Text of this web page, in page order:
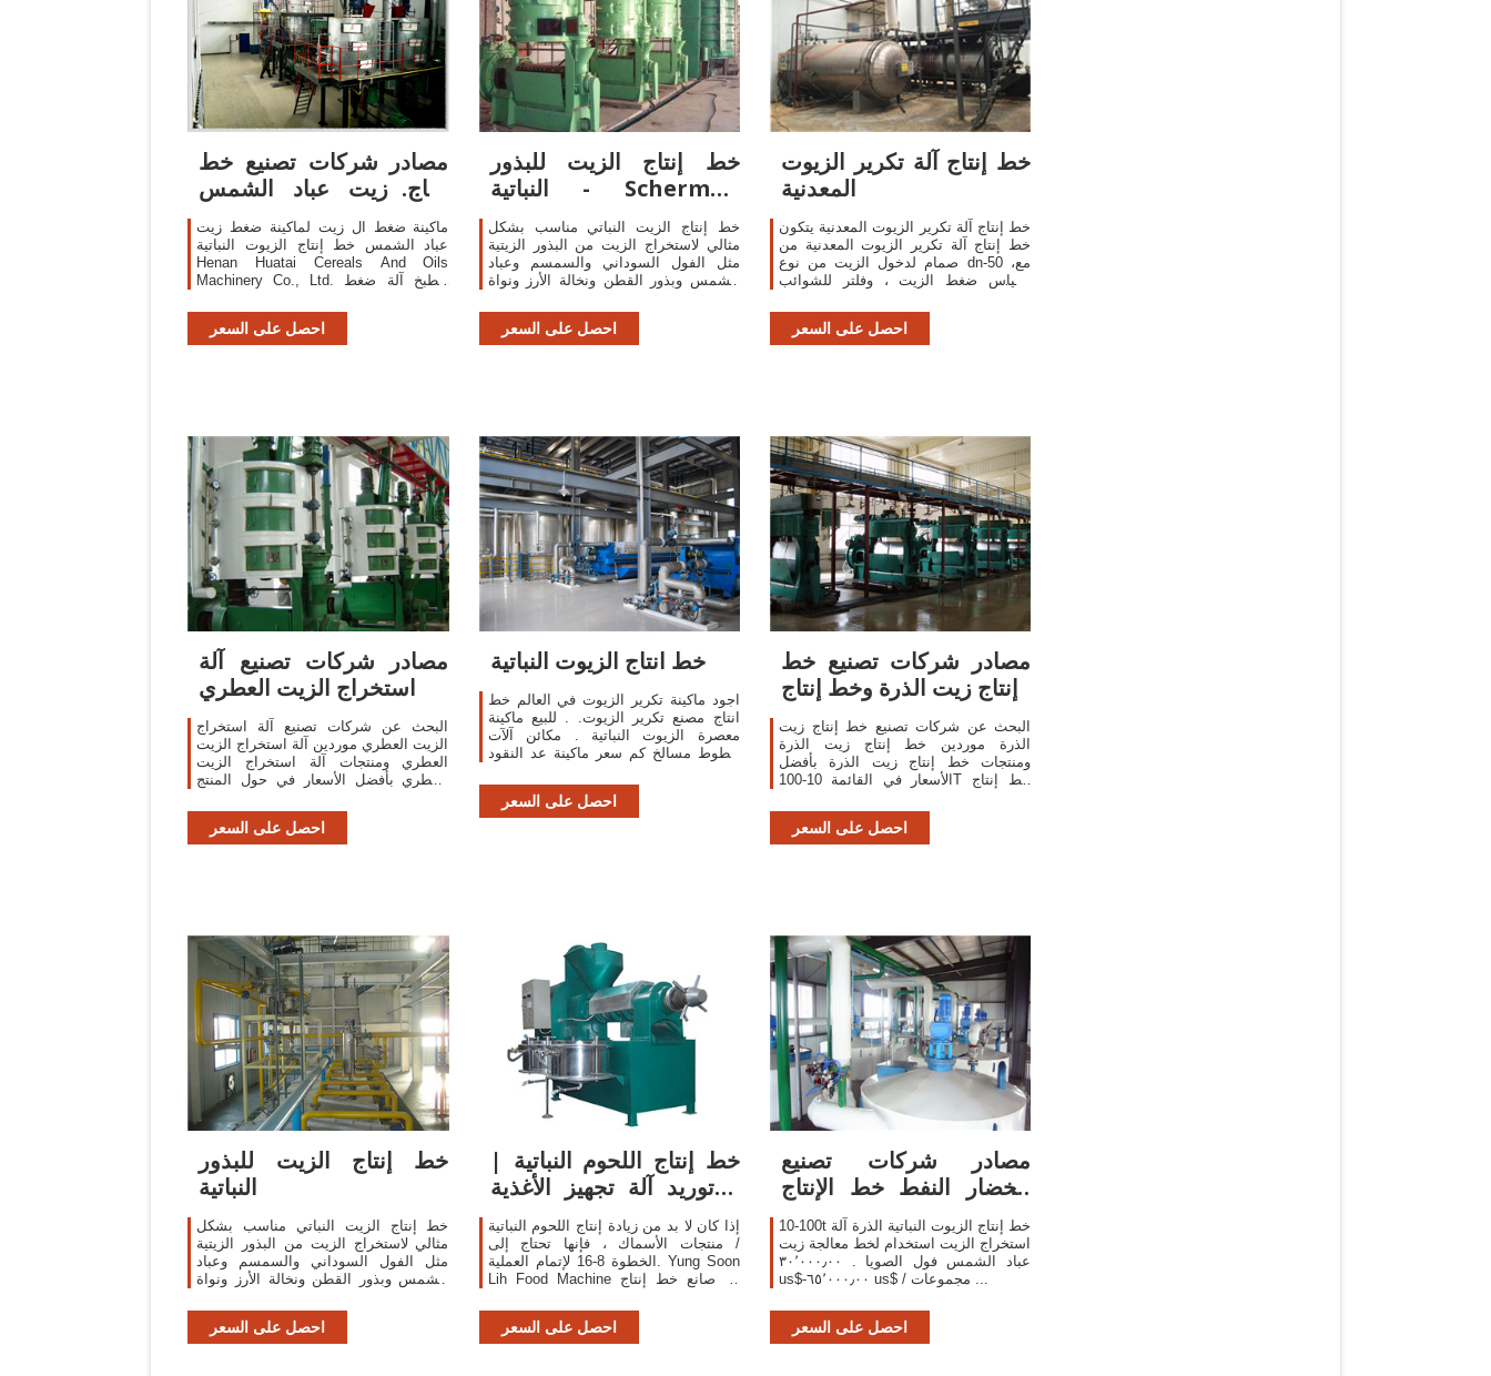
مصادر شركات تصنيع خط
إنتاج زيت عباد الشمس
وخط
ماكينة ضغط ال زيت لماكينة ضغط زيت
عباد الشمس خط إنتاج الزيوت النباتية
Henan Huatai Cereals And Oils
Machinery Co., Ltd. الطبخ آلة ضغط
الصحافة آلة
احصل على السعر
خط إنتاج الزيت للبذور
النباتية - Scherman
Colloty
خط إنتاج الزيت النباتي مناسب بشكل
مثالي لاستخراج الزيت من البذور الزيتية
مثل الفول السوداني والسمسم وعباد
الشمس وبذور القطن ونخالة الأرز ونواة
الترشيح ، آلة تصفية النفط
احصل على السعر
خط إنتاج آلة تكرير الزيوت
المعدنية
خط إنتاج آلة تكرير الزيوت المعدنية يتكون
خط إنتاج آلة تكرير الزيوت المعدنية من
صمام لدخول الزيت من نوع dn-50 ،مع
مقياس ضغط الزيت ، وفلتر للشوائب
بأنبوبة ضخ تعمل بالفاكيوم ، مع آلة
احصل على السعر
مصادر شركات تصنيع آلة
استخراج الزيت العطري
البحث عن شركات تصنيع آلة استخراج
الزيت العطري موردين آلة استخراج الزيت
العطري ومنتجات آلة استخراج الزيت
العطري بأفضل الأسعار في حول المنتج
استخراج الزيت العطري.
احصل على السعر
خط انتاج الزيوت النباتية
اجود ماكينة تكرير الزيوت في العالم خط
انتاج مصنع تكرير الزيوت. . للبيع ماكينة
معصرة الزيوت النباتية . مكائن آلآت
خطوط مسالخ كم سعر ماكينة عد النقود
احصل على السعر
مصادر شركات تصنيع خط
إنتاج زيت الذرة وخط إنتاج
البحث عن شركات تصنيع خط إنتاج زيت
الذرة موردين خط إنتاج زيت الذرة
ومنتجات خط إنتاج زيت الذرة بأفضل
الأسعار في القائمة 10-100T خط إنتاج
احصل على السعر
خط إنتاج الزيت للبذور
النباتية
خط إنتاج الزيت النباتي مناسب بشكل
مثالي لاستخراج الزيت من البذور الزيتية
مثل الفول السوداني والسمسم وعباد
الشمس وبذور القطن ونخالة الأرز ونواة
احصل على السعر
خط إنتاج اللحوم النباتية |
توريد آلة تجهيز الأغذية |
Yung ...
إذا كان لا بد من زيادة إنتاج اللحوم النباتية
/ منتجات الأسماك ، فإنها تحتاج إلى
الخطوة 8-16 لإتمام العملية. Yung Soon
Lih Food Machine هو صانع خط إنتاج
التوفو / حليب الصويا.
احصل على السعر
مصادر شركات تصنيع
الخضار النفط خط الإنتاج
والخضار النفط خط ...
10-100t خط إنتاج الزيوت النباتية الذرة آلة
استخراج الزيت استخدام لخط معالجة زيت
عباد الشمس فول الصويا . ٣٠٬٠٠٠٫٠٠
us$-٦٥٬٠٠٠٫٠٠ us$ / مجموعات ...
احصل على السعر